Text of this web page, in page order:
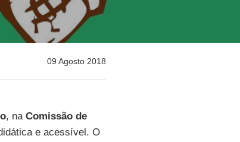
09 Agosto 2018
, na Comissão de
e acessível. O